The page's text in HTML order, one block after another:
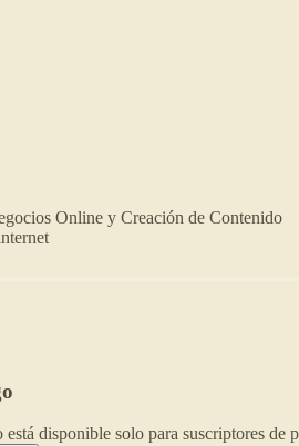
Online y Creación de Contenido
total: -36:12
disponible solo para suscriptores de